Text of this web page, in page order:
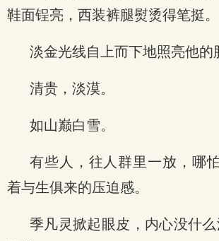
鞋面锃亮，西装裤腿熨烫得笔挺。
淡金光线自上而下地照亮他的
清贵，淡漠。
如山巅白雪。
有些人，往人群里一放，哪
着与生俱来的压迫感。
季凡灵掀起眼皮，内心没什